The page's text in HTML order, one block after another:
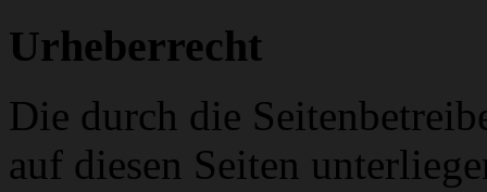
Urheberrecht
Die durch die
auf diesen Seiten